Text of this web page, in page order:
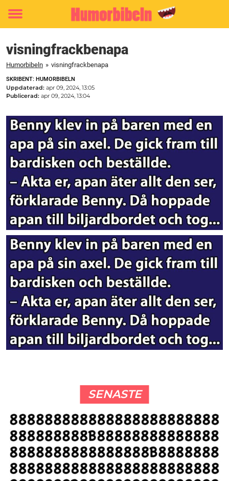
Toggle
visningfrackbenapa
Humorbibeln » visningfrackbenapa
SKRIBENT: HUMORBIBELN
Uppdaterad: apr 09, 2024, 13:05
Publicerad: apr 09, 2024, 13:04
SENASTE